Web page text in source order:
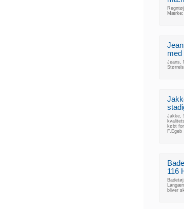
Mærke:
Jeans,
Jakke,
købt
F.Egeb
116
bliver